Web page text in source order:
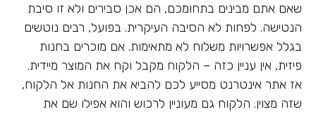
שאם אתם מבינים בתחומכם, הם אכן סבירים ולא זו סיבת
הנטישה. לפחות לא הסיבה העיקרית. בפועל, רבים נוטשים
בגלל אפשרויות משלוח לא מתאימות. אם מוכרים בחנות
פיזית, אין עניין כזה – הלקוח מקבל וקח את המוצר מיידית.
אז אתר אינטרנט מסייע לכם להביא את החנות אל הלקוח,
שזה מצוין. הלקוח גם מעוניין לרכוש והוא אפילו שם את